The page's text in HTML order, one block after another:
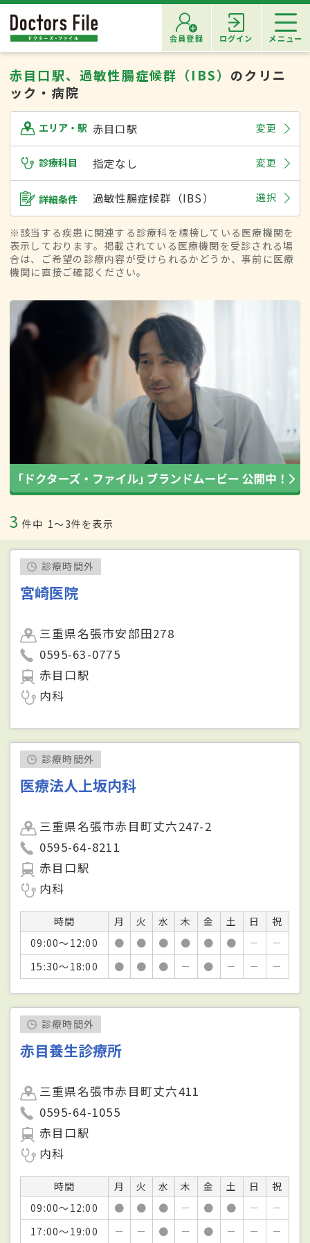
会員登録 ログイン メニュー
赤目口駅、過敏性腸症候群（IBS） のクリニ
ック・病院
エリア・駅 赤目口駅 変更
診療科目 指定なし 変更
詳細条件 過敏性腸症候群（IBS） 選択
※該当する疾患に関連する診療科を標榜している医療機関を
表示しております。掲載されている医療機関を受診される場
合は、ご希望の診療内容が受けられるかどうか、事前に医療
機関に直接ご確認ください。
3 件中 1〜3件を表示
診療時間外
宮崎医院
三重県名張市安部田278
0595-63-0775
赤目口駅
内科
診療時間外
医療法人上坂内科
三重県名張市赤目町丈六247-2
0595-64-8211
赤目口駅
内科
時間 月 火 水 木 金 土 日
祝
09:00～12:00
● ● ● ● ● ● －
－
15:30～18:00
● ● ● － ● － － －
診療時間外
赤目養生診療所
三重県名張市赤目町丈六411
0595-64-1055
赤目口駅
内科
時間 月 火 水 木 金 土 日
祝
09:00～12:00
● ● ● － ● ● －
－
17:00～19:00
－ － ● － ● － － －